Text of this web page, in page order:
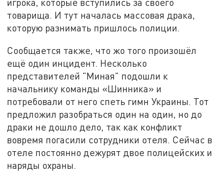
игрока, которые вступились за своего
товарища. И тут началась массовая драка,
которую разнимать пришлось полиции.
Сообщается также, что жо того произошёл
ещё один инцидент. Несколько
представителей "Миная" подошли к
начальнику команды «Шинника» и
потребовали от него спеть гимн Украины. Тот
предложил разобраться один на один, но до
драки не дошло дело, так как конфликт
вовремя погасили сотрудники отеля. Сейчас в
отеле постоянно дежурят двое полицейских и
наряды охраны.